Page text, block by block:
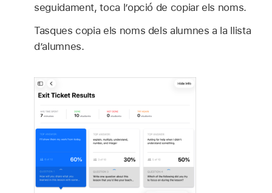
seguidament, toca l’opció de copiar els noms.
Tasques copia els noms dels alumnes a la llista
d’alumnes.